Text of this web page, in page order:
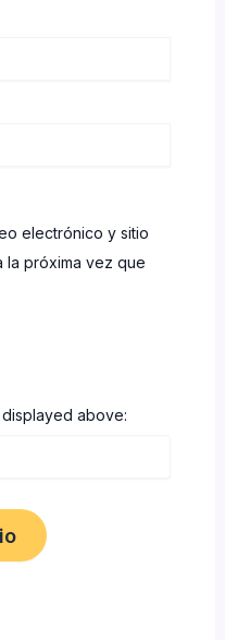
electrónico y sitio
la próxima vez que
above: